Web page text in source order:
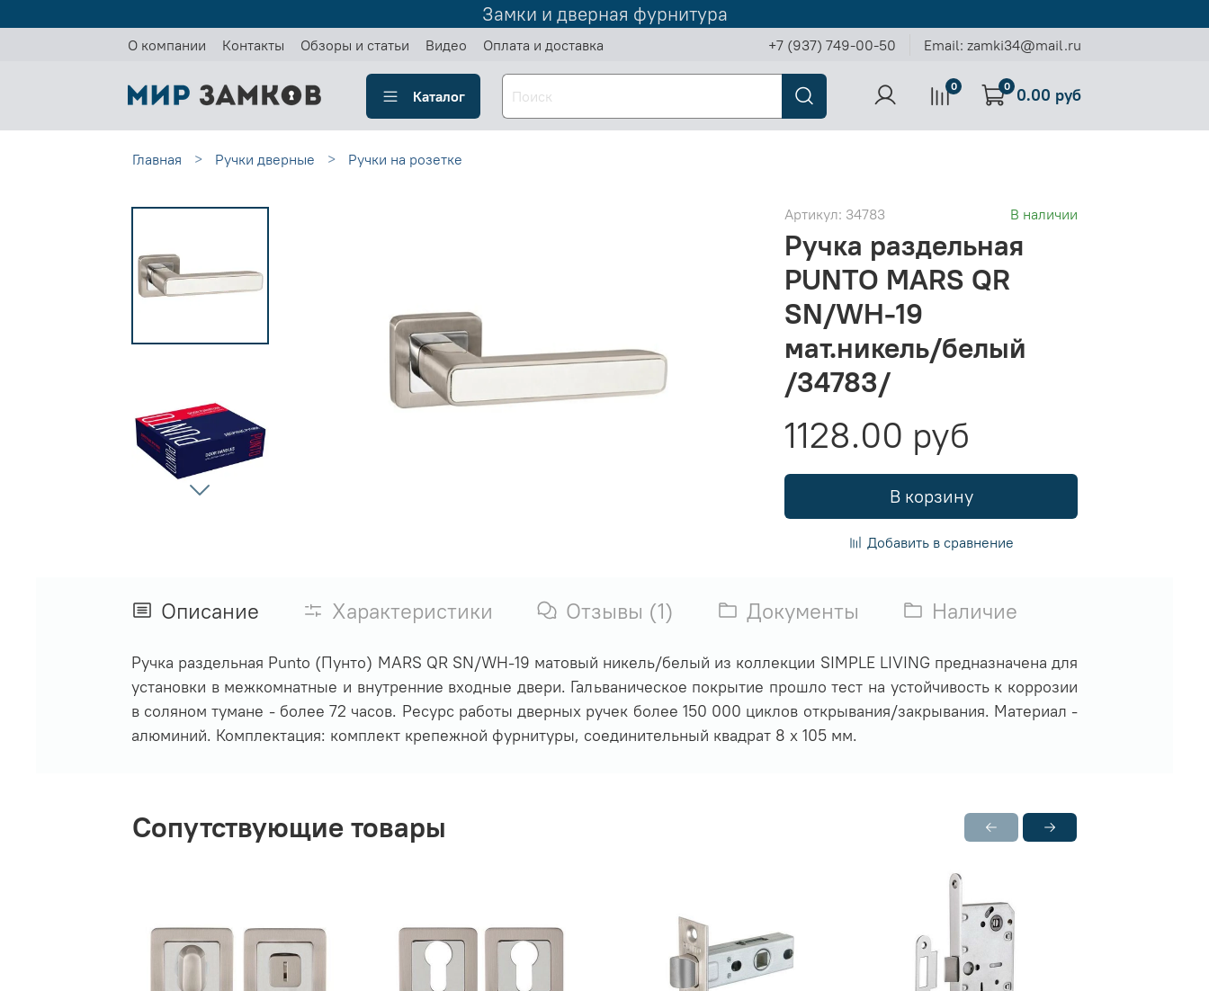
Замки и дверная фурнитура
О компании Контакты Обзоры и статьи Видео Оплата и доставка +7 (937) 749-00-50 Email: zamki34@mail.ru
Каталог
0 0 0.00 руб
Главная Ручки дверные Ручки на розетке
Артикул: 34783 В наличии
Ручка раздельная
PUNTO MARS QR
SN/WH-19
мат.никель/белый
/34783/
1128.00 руб
В корзину
Добавить в сравнение
Описание Характеристики Отзывы (1) Документы Наличие
Ручка раздельная Punto (Пунто) MARS QR SN/WH-19 матовый никель/белый из коллекции SIMPLE LIVING предназначена для
установки в межкомнатные и внутренние входные двери. Гальваническое покрытие прошло тест на устойчивость к коррозии
в соляном тумане - более 72 часов. Ресурс работы дверных ручек более 150 000 циклов открывания/закрывания. Материал -
алюминий. Комплектация: комплект крепежной фурнитуры, соединительный квадрат 8 x 105 мм.
Сопутствующие товары